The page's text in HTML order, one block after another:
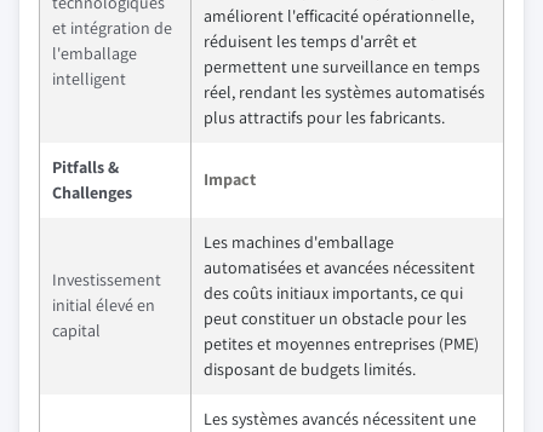
et intégration de
l'emballage
intelligent
améliorent l'efficacité opérationnelle,
réduisent les temps d'arrêt et
permettent une surveillance en temps
réel, rendant les systèmes automatisés
plus attractifs pour les fabricants.
Pitfalls &
Challenges
Impact
Investissement
initial élevé en
capital
Les machines d'emballage
automatisées et avancées nécessitent
des coûts initiaux importants, ce qui
peut constituer un obstacle pour les
petites et moyennes entreprises (PME)
disposant de budgets limités.
Les systèmes avancés nécessitent une